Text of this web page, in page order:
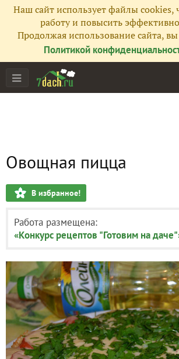
Наш сайт использует файлы cookies,
работу и повысить
Продолжая использование сайта, вы
Политикой
Овощная пицца
В избранное!
Работа размещена:
«Конкурс рецептов "Готовим на